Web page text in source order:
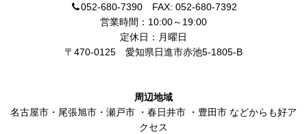
052-680-7390 FAX: 052-680-7392
営業時間：10:00～19:00
定休日：月曜日
〒470-0125 愛知県日進市赤池5-1805-B
周辺地域
名古屋市 ・ 尾張旭市 ・ 瀬戸市 ・ 春日井市 ・ 豊田市 などからも好ア
クセス